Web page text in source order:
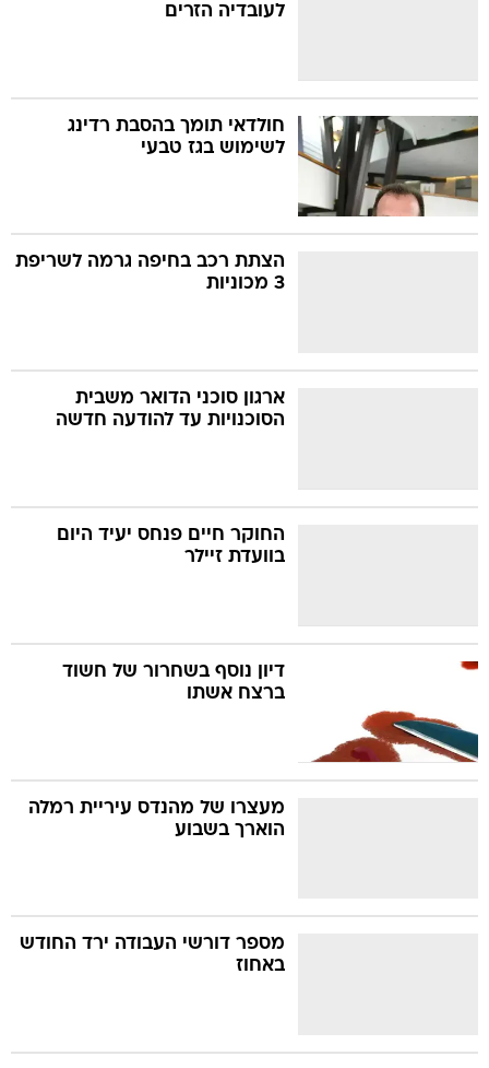
לעובדיה הזרים
חולדאי תומך בהסבת רדינג
לשימוש בגז טבעי
הצתת רכב בחיפה גרמה לשריפת
3 מכוניות
ארגון סוכני הדואר משבית
הסוכנויות עד להודעה חדשה
החוקר חיים פנחס יעיד היום
בוועדת זיילר
דיון נוסף בשחרור של חשוד
ברצח אשתו
מעצרו של מהנדס עיריית רמלה
הוארך בשבוע
מספר דורשי העבודה ירד החודש
באחוז